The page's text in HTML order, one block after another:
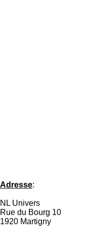
Adresse:
NL Univers
Rue du Bourg 10
1920 Martigny